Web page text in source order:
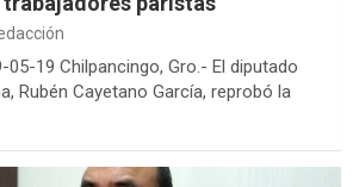
05-19 Chilpancingo, Gro.- El diputado
Rubén Cayetano García, reprobó la